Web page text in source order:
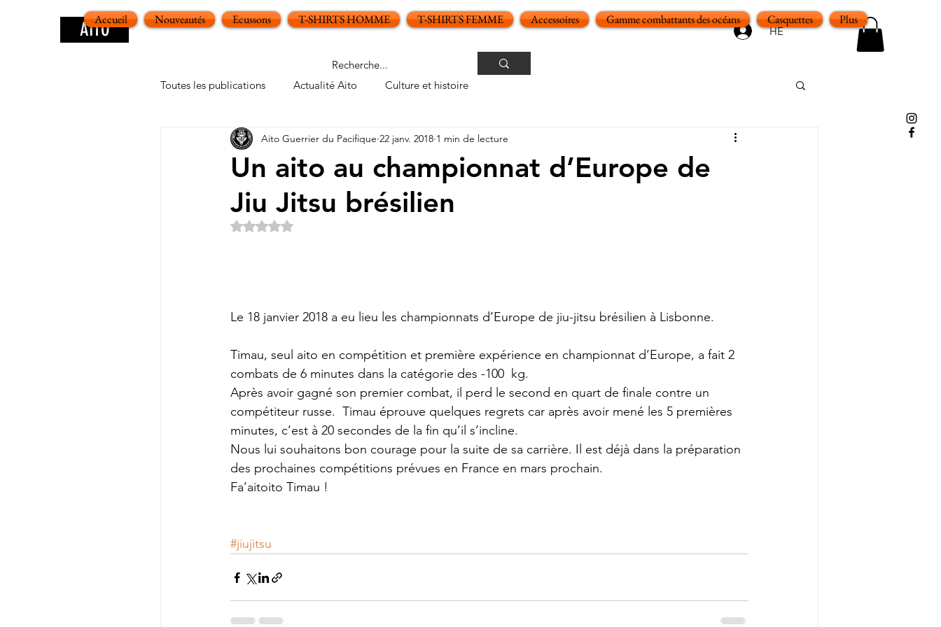
AITO HE
Accueil Nouveautés Ecussons T-SHIRTS HOMME T-SHIRTS FEMME Accessoires Gamme combattants des océans Casquettes Plus
Toutes les publications Actualité Aito Culture et histoire
Un aito au championnat d’Europe de
Jiu Jitsu brésilien
Aito Guerrier du Pacifique 22 janv. 2018 1 min de lecture
Noté NaN étoiles sur 5.
Le 18 janvier 2018 a eu lieu les championnats d’Europe de jiu-jitsu brésilien à Lisbonne.
Timau, seul aito en compétition et première expérience en championnat d’Europe, a fait 2
combats de 6 minutes dans la catégorie des -100  kg.
Après avoir gagné son premier combat, il perd le second en quart de finale contre un
compétiteur russe.  Timau éprouve quelques regrets car après avoir mené les 5 premières
minutes, c’est à 20 secondes de la fin qu’il s’incline.
Nous lui souhaitons bon courage pour la suite de sa carrière. Il est déjà dans la préparation
des prochaines compétitions prévues en France en mars prochain.
Fa’aitoito Timau !
#jiujitsu